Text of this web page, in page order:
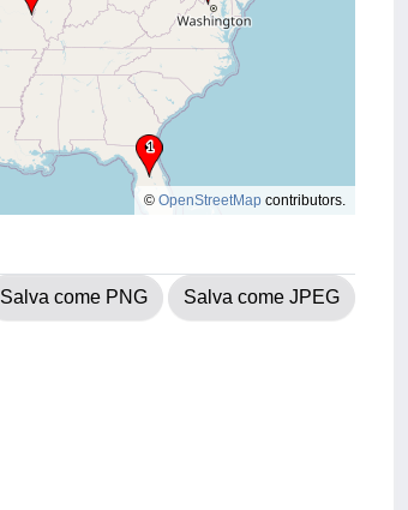
© OpenStreetMap contributors.
Salva come PNG Salva come JPEG